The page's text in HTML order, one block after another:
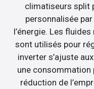
climatiseurs split
personnalisée
l’énergie. Les
sont utilisés pour
inverter s’ajuste
une
réduction de